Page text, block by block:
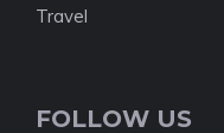
Travel
FOLLOW US